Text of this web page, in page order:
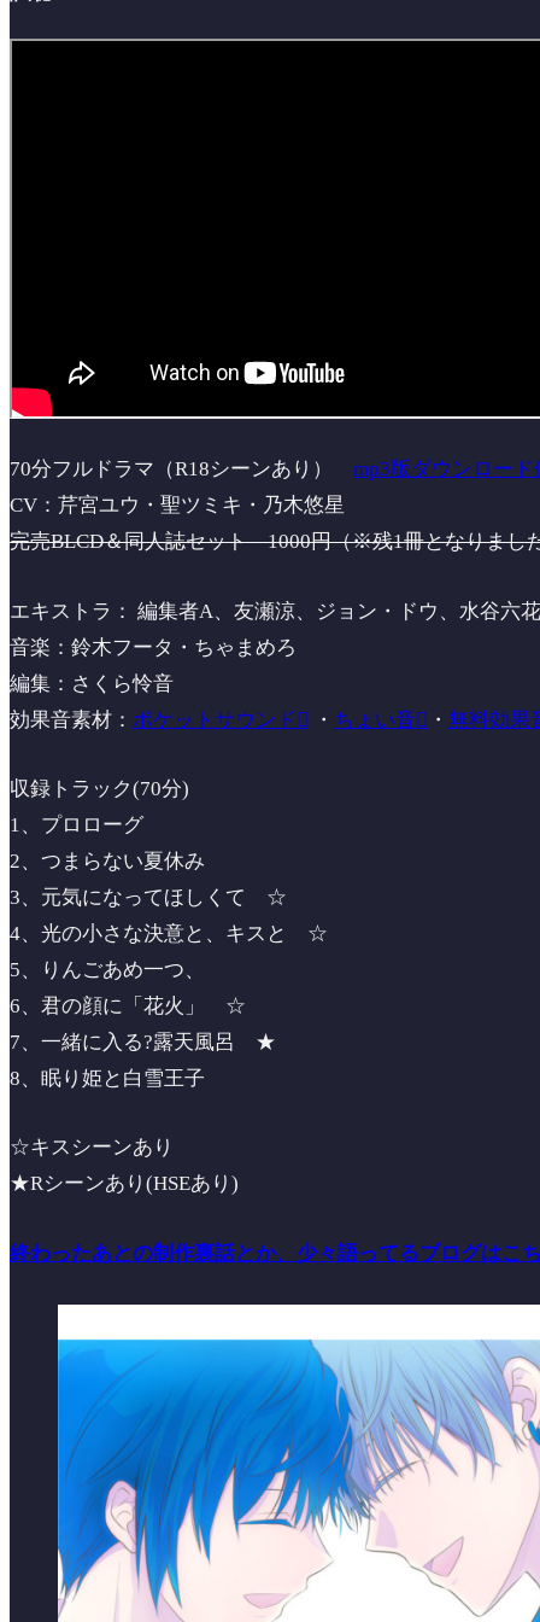
70分フルドラマ（R18シーンあり） mp3版ダウンロード
CV：芹宮ユウ・聖ツミキ・乃木悠星
完売BLCD＆同人誌セット 1000円（※残1冊となりまし
エキストラ： 編集者A、友瀬涼、ジョン・ドウ、水谷六
音楽：鈴木フータ・ちゃまめろ
編集：さくら怜音
効果音素材： ポケットサウンド ・ ちょい音 ・ 無料効果
収録トラック(70分)
1、プロローグ
2、つまらない夏休み
3、元気になってほしくて ☆
4、光の小さな決意と、キスと ☆
5、りんごあめ一つ、
6、君の顔に「花火」 ☆
7、一緒に入る?露天風呂 ★
8、眠り姫と白雪王子
☆キスシーンあり
★Rシーンあり(HSEあり)
終わったあとの制作裏話とか、少々語ってるブログはこ